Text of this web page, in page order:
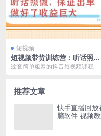
短视频
短视频带货训练营：听话照
做，保证出单，做好了收益巨
这套简单粗暴的抖音短视频课程，
推荐文章
快手直播回
脑软件 视频